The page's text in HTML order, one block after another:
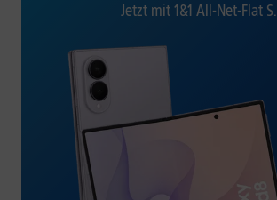
Jetzt mit 1&1 All-Net-Flat S.